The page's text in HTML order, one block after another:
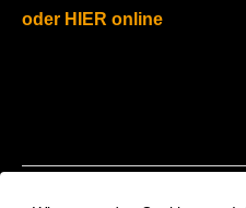
oder HIER online
Kontakt